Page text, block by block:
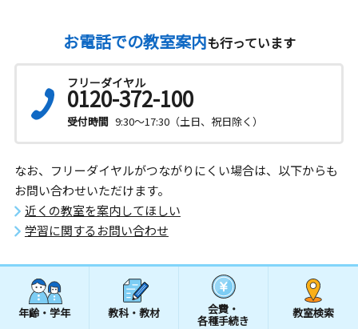
お電話での教室案内も行っています
フリーダイヤル
0120-372-100
受付時間 9:30～17:30（土日、祝日除く）
なお、フリーダイヤルがつながりにくい場合は、以下からも
お問い合わせいただけます。
近くの教室を案内してほしい
学習に関するお問い合わせ
年齢・学年 教科・教材 会費・
各種手続き
教室検索